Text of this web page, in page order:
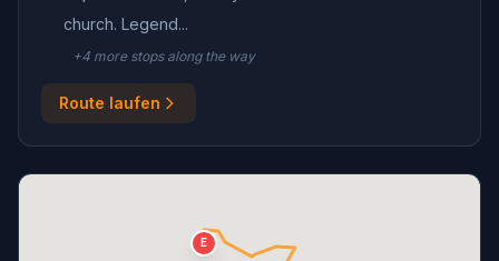
church. Legend...
+4 more stopsalong the way
Route laufen
E